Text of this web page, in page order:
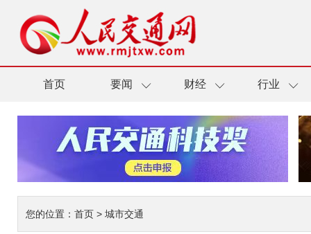
首页 要闻 财经 行业
您的位置： 首页 > 城市交通